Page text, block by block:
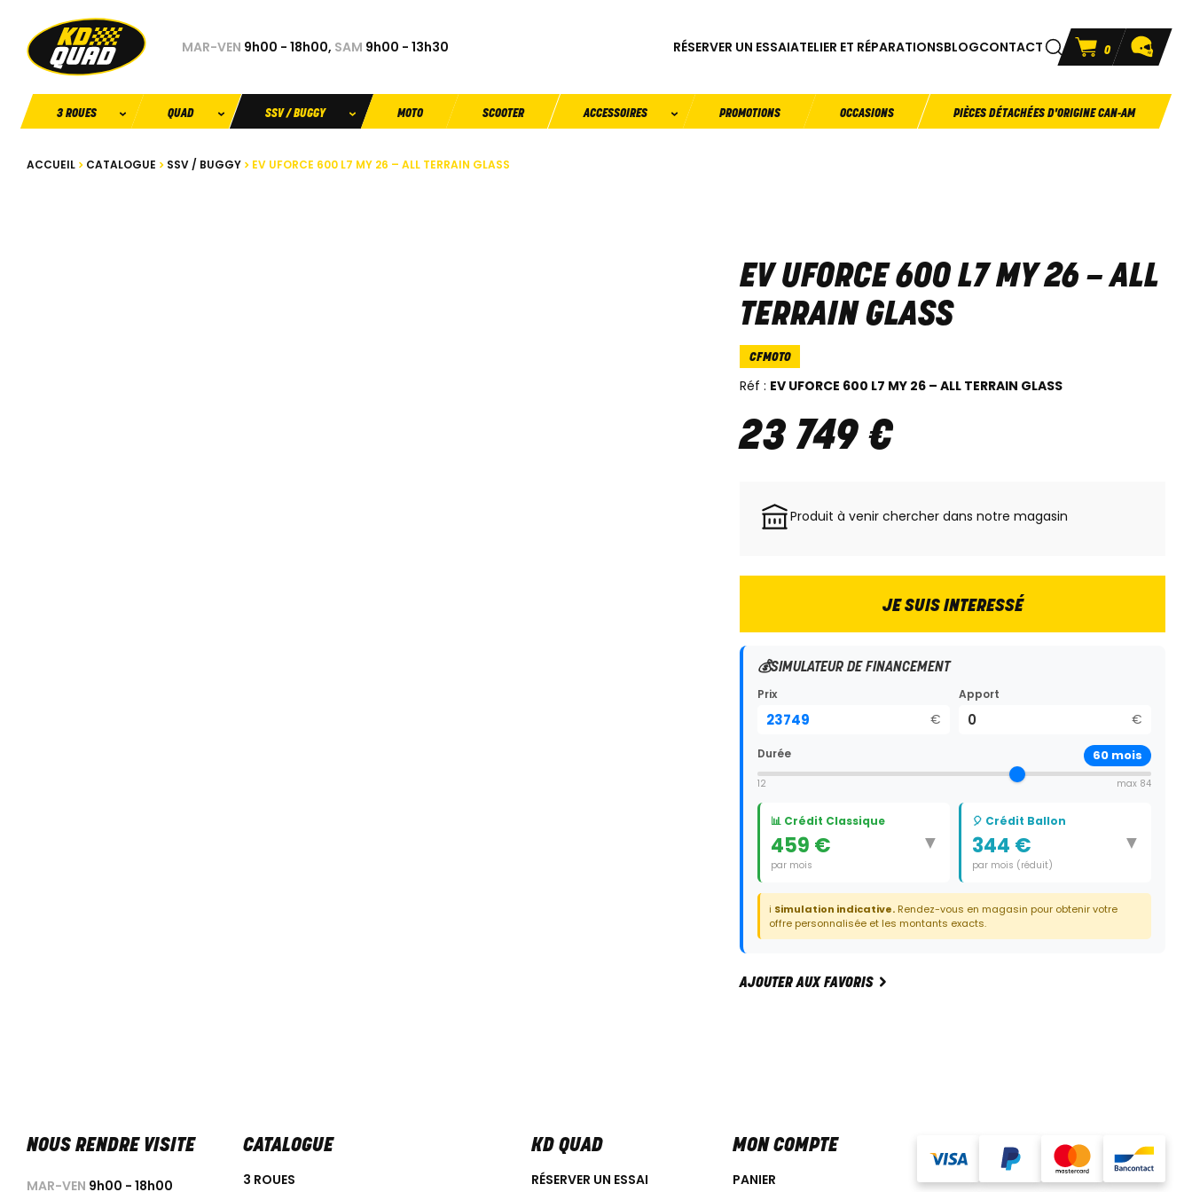
MAR-VEN 9h00 - 18h00, SAM 9h00 - 13h30 RÉSERVER UN ESSAIATELIER ET RÉPARATIONSBLOGCONTACT 0
3 ROUES QUAD SSV / BUGGY MOTO SCOOTER ACCESSOIRES PROMOTIONS OCCASIONS PIÈCES DÉTACHÉES D'ORIGINE CAN-AM
ACCUEIL CATALOGUE SSV / BUGGY EV UFORCE 600 L7 MY 26 – ALL TERRAIN GLASS
EV UFORCE 600 L7 MY 26 – ALL
TERRAIN GLASS
CFMOTO
Réf : EV UFORCE 600 L7 MY 26 – ALL TERRAIN GLASS
23 749 €
Produit à venir chercher dans notre magasin
JE SUIS INTERESSÉ
💰SIMULATEUR DE FINANCEMENT
Prix
€
Apport
€
Durée 60 mois
12 max 84
📊 Crédit Classique
459 €
par mois
▼
Durée: 60 mois
🎈 Crédit Ballon
344 €
par mois (réduit)
▼
Durée:
59 mois
Dernier paiement:
8 312 €
ℹ️ Simulation indicative. Rendez-vous en magasin pour obtenir votre
offre personnalisée et les montants exacts.
AJOUTER AUX FAVORIS
NOUS RENDRE VISITE
MAR-VEN 9h00 - 18h00
CATALOGUE
3 ROUES
KD QUAD
RÉSERVER UN ESSAI
MON COMPTE
PANIER